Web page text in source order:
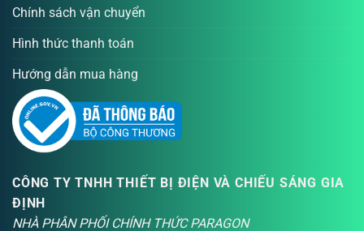
Chính sách vận chuyển
Hình thức thanh toán
Hướng dẫn mua hàng
CÔNG TY TNHH THIẾT BỊ ĐIỆN VÀ CHIẾU SÁNG GIA
ĐỊNH
NHÀ PHÂN PHỐI CHÍNH THỨC PARAGON